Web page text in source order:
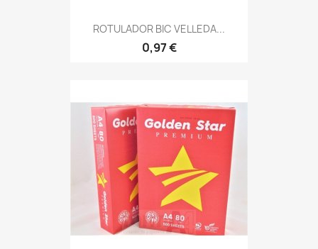
ROTULADOR BIC VELLEDA...
0,97 €